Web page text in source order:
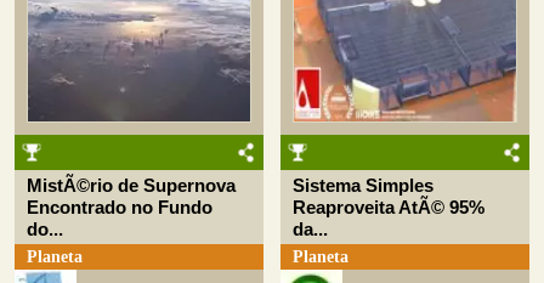
MistÃ©rio de Supernova
Encontrado no Fundo
do...
Planeta
Sistema Simples
Reaproveita AtÃ© 95%
da...
Planeta